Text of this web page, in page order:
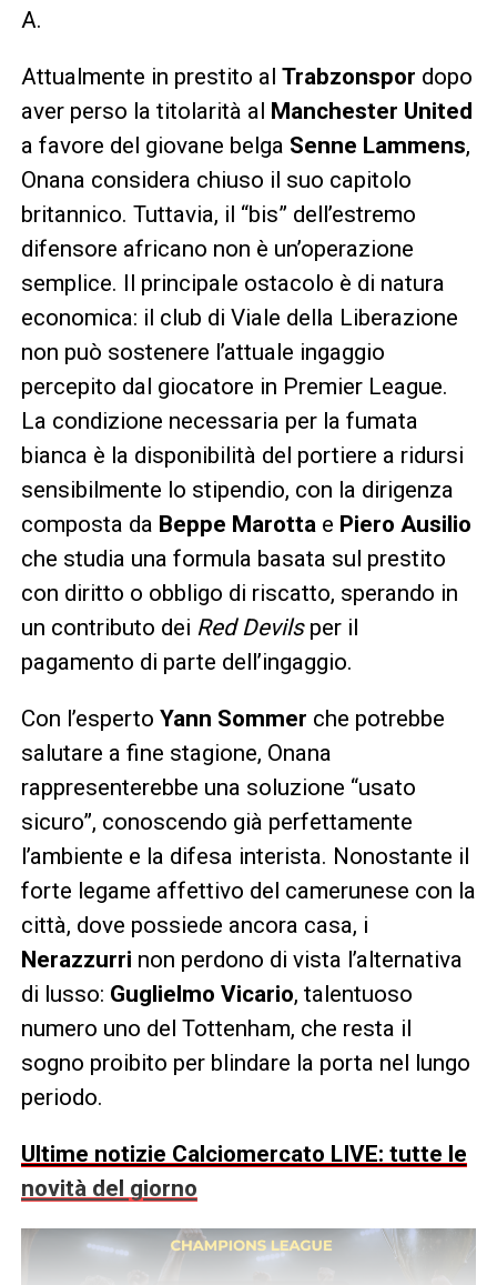
A.
Attualmente in prestito al Trabzonspor dopo
aver perso la titolarità al Manchester United
a favore del giovane belga Senne Lammens,
Onana considera chiuso il suo capitolo
britannico. Tuttavia, il “bis” dell’estremo
difensore africano non è un’operazione
semplice. Il principale ostacolo è di natura
economica: il club di Viale della Liberazione
non può sostenere l’attuale ingaggio
percepito dal giocatore in Premier League.
La condizione necessaria per la fumata
bianca è la disponibilità del portiere a ridursi
sensibilmente lo stipendio, con la dirigenza
composta da Beppe Marotta e Piero Ausilio
che studia una formula basata sul prestito
con diritto o obbligo di riscatto, sperando in
un contributo dei Red Devilsper il
pagamento di parte dell’ingaggio.
Con l’esperto Yann Sommer che potrebbe
salutare a fine stagione, Onana
rappresenterebbe una soluzione “usato
sicuro”, conoscendo già perfettamente
l’ambiente e la difesa interista. Nonostante il
forte legame affettivo del camerunese con la
città, dove possiede ancora casa, i
Nerazzurri non perdono di vista l’alternativa
di lusso: Guglielmo Vicario, talentuoso
numero uno del Tottenham, che resta il
sogno proibito per blindare la porta nel lungo
periodo.
Ultime notizie Calciomercato LIVE: tutte le
novità del giorno